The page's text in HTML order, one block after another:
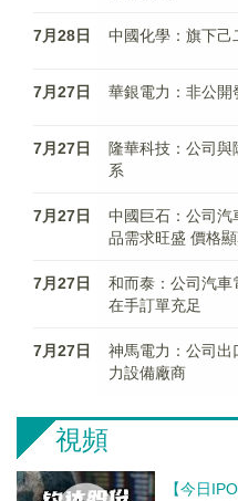
7月28日 中國化學：旗下己
7月27日 華銀電力：非公
7月27日
隆華科技：公司與
系
7月27日
中國巨石：公司汽
品需求旺盛 價格
7月27日
和而泰：公司汽車
在手訂單充足
7月27日
神馬電力：公司
力設備廠商
視頻
【今日